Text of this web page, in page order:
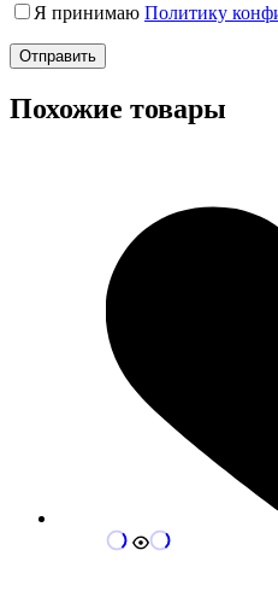
Я принимаю Политику
Отправить
Похожие товары